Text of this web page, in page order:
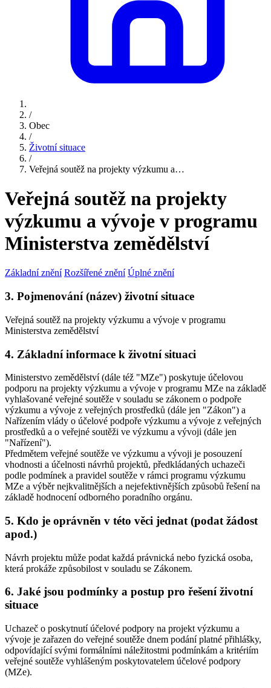
/
Obec
/
Životní situace
/
Veřejná soutěž na projekty výzkumu a…
Veřejná soutěž na projekty
výzkumu a vývoje v programu
Ministerstva zemědělství
Základní znění Rozšířené znění Úplné znění
3. Pojmenování (název) životní situace
Veřejná soutěž na projekty výzkumu a vývoje v programu
Ministerstva zemědělství
4. Základní informace k životní situaci
Ministerstvo zemědělství (dále též "MZe") poskytuje účelovou
podporu na projekty výzkumu a vývoje v programu MZe na základě
vyhlašované veřejné soutěže v souladu se zákonem o podpoře
výzkumu a vývoje z veřejných prostředků (dále jen "Zákon") a
Nařízením vlády o účelové podpoře výzkumu a vývoje z veřejných
prostředků a o veřejné soutěži ve výzkumu a vývoji (dále jen
"Nařízení").
Předmětem veřejné soutěže ve výzkumu a vývoji je posouzení
vhodnosti a účelnosti návrhů projektů, předkládaných uchazeči
podle podmínek a pravidel soutěže v rámci programu výzkumu
MZe a výběr nejkvalitnějších a nejefektivnějších způsobů řešení na
základě hodnocení odborného poradního orgánu.
5. Kdo je oprávněn v této věci jednat (podat žádost
apod.)
Návrh projektu může podat každá právnická nebo fyzická osoba,
která prokáže způsobilost v souladu se Zákonem.
6. Jaké jsou podmínky a postup pro řešení životní
situace
Uchazeč o poskytnutí účelové podpory na projekt výzkumu a
vývoje je zařazen do veřejné soutěže dnem podání platné přihlášky,
odpovídající svými formálními náležitostmi podmínkám a kritériím
veřejné soutěže vyhlášeným poskytovatelem účelové podpory
(MZe).